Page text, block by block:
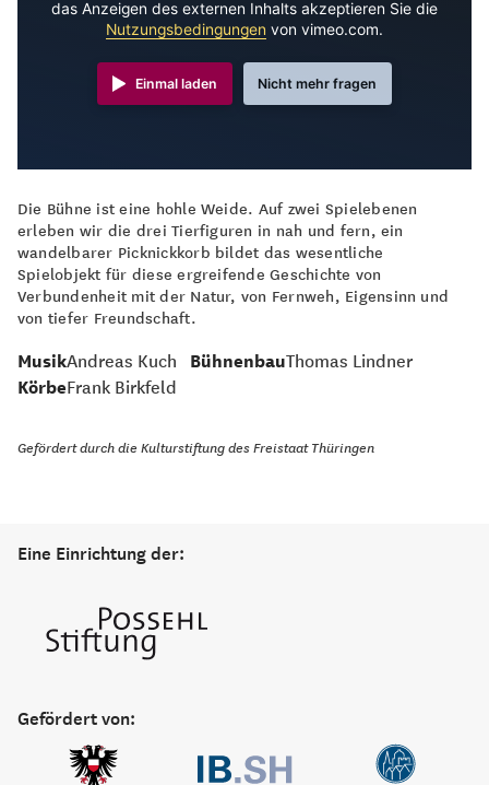
das Anzeigen des externen Inhalts akzeptieren Sie die
Nutzungsbedingungen von vimeo.com.
Einmal laden Nicht mehr fragen
Die Bühne ist eine hohle Weide. Auf zwei Spielebenen
erleben wir die drei Tierfiguren in nah und fern, ein
wandelbarer Picknickkorb bildet das wesentliche
Spielobjekt für diese ergreifende Geschichte von
Verbundenheit mit der Natur, von Fernweh, Eigensinn und
von tiefer Freundschaft.
MusikAndreas Kuch BühnenbauThomas Lindner
KörbeFrank Birkfeld
Gefördert durch die Kulturstiftung des Freistaat Thüringen
Eine Einrichtung der:
Gefördert von: